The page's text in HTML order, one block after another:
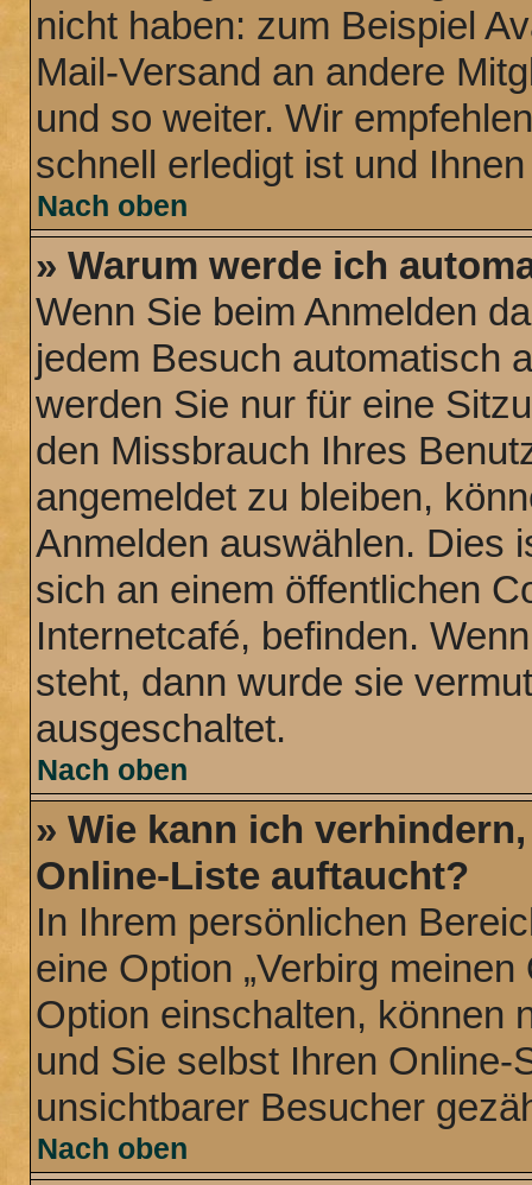
nicht haben: zum Beispiel
Mail-Versand an andere
und so weiter. Wir
schnell erledigt ist und
Nach oben
» Warum werde ich
Wenn Sie beim Anmelden
jedem Besuch automatisch
werden Sie nur für eine
den Missbrauch Ihres
angemeldet zu bleiben,
Anmelden auswählen. Dies
sich an einem öffentlichen
Internetcafé, befinden.
steht, dann wurde sie
ausgeschaltet.
Nach oben
» Wie kann ich
Online-Liste auftaucht?
In Ihrem persönlichen
eine Option „Verbirg
Option einschalten, können
und Sie selbst Ihren
unsichtbarer Besucher
Nach oben